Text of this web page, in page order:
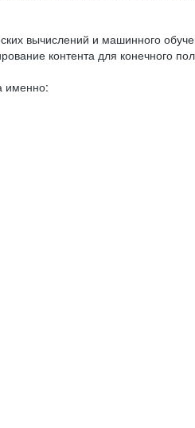
вычислений и машинного
контента для конечного
именно: